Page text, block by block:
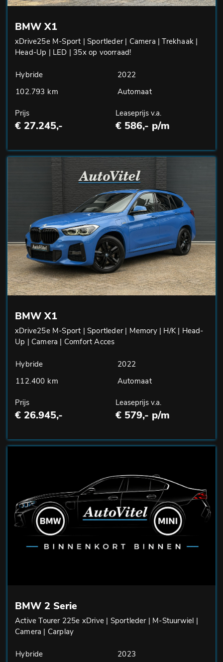
BMW X1
xDrive25e M-Sport | Sportleder | Camera | Trekhaak |
Head-Up | LED | 35x op voorraad!
Hybride
2022
102.793 km
Automaat
Prijs
€ 27.245,-
Leaseprijs v.a.
€ 586,- p/m
BMW X1
xDrive25e M-Sport | Sportleder | Memory | H/K | Head-
Up | Camera | Comfort Acces
Hybride
2022
112.400 km
Automaat
Prijs
€ 26.945,-
Leaseprijs v.a.
€ 579,- p/m
BMW 2 Serie
Active Tourer 225e xDrive | Sportleder | M-Stuurwiel |
Camera | Carplay
Hybride
2023